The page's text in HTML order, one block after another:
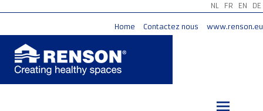
NL FR EN DE
Home Contactez nous www.renson.eu